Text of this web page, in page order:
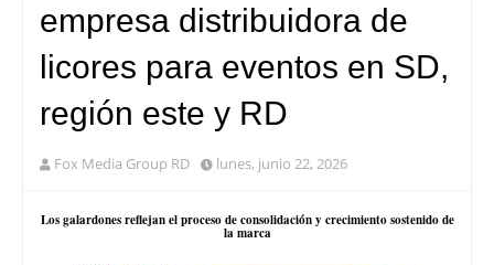
empresa distribuidora de
licores para eventos en SD,
región este y RD
Fox Media Group RD lunes, junio 22, 2026
Los galardones reflejan el proceso de consolidación y crecimiento sostenido de
la marca